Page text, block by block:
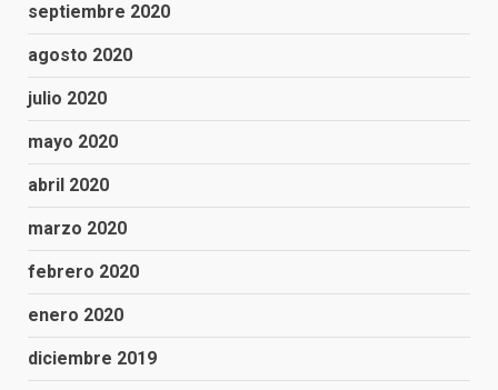
septiembre 2020
agosto 2020
julio 2020
mayo 2020
abril 2020
marzo 2020
febrero 2020
enero 2020
diciembre 2019